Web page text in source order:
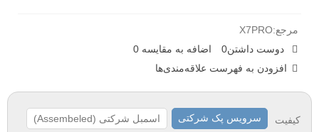
مرجع:X7PRO
دوست داشتن0 اضافه به مقایسه 0
افزودن به فهرست علاقه‌مندی‌ها
کیفیت سرویس پک شرکتی اسمبل شرکتی (Assembeled)